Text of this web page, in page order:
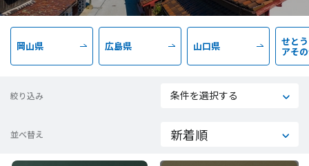
岡山県 広島県 山口県 せと
アそ
絞り込み 条件を選択する
並べ替え